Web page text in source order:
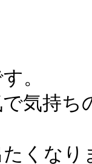
。
気持ち
くなり